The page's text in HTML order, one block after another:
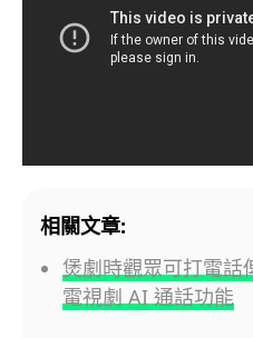
相關文章:
煲劇時觀眾可打電話
電視劇 AI 通話功能